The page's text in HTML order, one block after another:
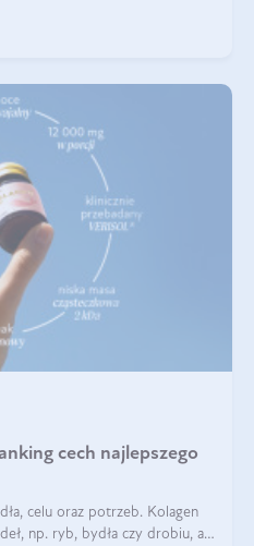
cech najlepszego
celu oraz potrzeb. Kolagen
np. ryb, bydła czy drobiu, a